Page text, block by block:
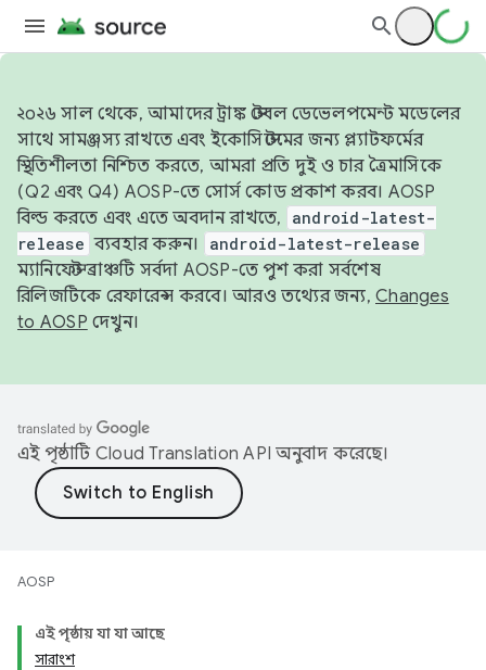
২০২৬ সাল থেকে, আমাদের ট্রাঙ্ক স্টেবল ডেভেলপমেন্ট মডেলের
সাথে সামঞ্জস্য রাখতে এবং ইকোসিস্টেমের জন্য প্ল্যাটফর্মের
স্থিতিশীলতা নিশ্চিত করতে, আমরা প্রতি দুই ও চার ত্রৈমাসিকে
(Q2 এবং Q4) AOSP-তে সোর্স কোড প্রকাশ করব। AOSP
বিল্ড করতে এবং এতে অবদান রাখতে,
android-latest-
release ব্যবহার করুন। android-latest-release
ম্যানিফেস্ট ব্রাঞ্চটি সর্বদা AOSP-তে পুশ করা সর্বশেষ
রিলিজটিকে রেফারেন্স করবে। আরও তথ্যের জন্য, Changes
to AOSP দেখুন।
এই পৃষ্ঠাটি Cloud Translation API অনুবাদ করেছে।
AOSP
এই পৃষ্ঠায় যা যা আছে
সারাংশ